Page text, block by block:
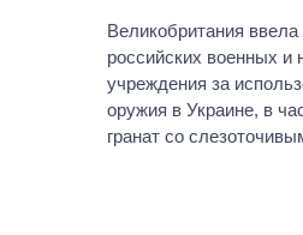
Великобритания ввела
российских военных и
учреждения за
оружия в Украине, в
гранат со